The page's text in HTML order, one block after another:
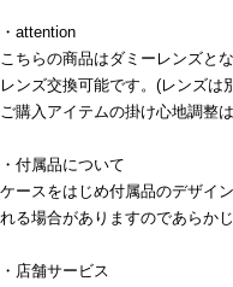
・attention
こちらの商品はダミーレンズと
レンズ交換可能です。(レンズは
ご購入アイテムの掛け心地調整
・付属品について
ケースをはじめ付属品のデザイ
れる場合がありますのであらか
・店舗サービス